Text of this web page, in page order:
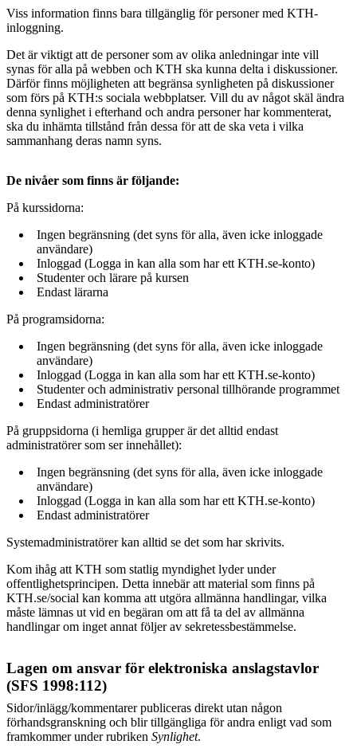
Viss information finns bara tillgänglig för personer med KTH-
inloggning.
Det är viktigt att de personer som av olika anledningar inte vill
synas för alla på webben och KTH ska kunna delta i diskussioner.
Därför finns möjligheten att begränsa synligheten på diskussioner
som förs på KTH:s sociala webbplatser. Vill du av något skäl ändra
denna synlighet i efterhand och andra personer har kommenterat,
ska du inhämta tillstånd från dessa för att de ska veta i vilka
sammanhang deras namn syns.
De nivåer som finns är följande:
På kurssidorna:
Ingen begränsning (det syns för alla, även icke inloggade
användare)
Inloggad (Logga in kan alla som har ett KTH.se-konto)
Studenter och lärare på kursen
Endast lärarna
På programsidorna:
Ingen begränsning (det syns för alla, även icke inloggade
användare)
Inloggad (Logga in kan alla som har ett KTH.se-konto)
Studenter och administrativ personal tillhörande programmet
Endast administratörer
På gruppsidorna (i hemliga grupper är det alltid endast
administratörer som ser innehållet):
Ingen begränsning (det syns för alla, även icke inloggade
användare)
Inloggad (Logga in kan alla som har ett KTH.se-konto)
Endast administratörer
Systemadministratörer kan alltid se det som har skrivits.
Kom ihåg att KTH som statlig myndighet lyder under
offentlighetsprincipen. Detta innebär att material som finns på
KTH.se/social kan komma att utgöra allmänna handlingar, vilka
måste lämnas ut vid en begäran om att få ta del av allmänna
handlingar om inget annat följer av sekretessbestämmelse.
Lagen om ansvar för elektroniska anslagstavlor
(SFS 1998:112)
Sidor/inlägg/kommentarer publiceras direkt utan någon
förhandsgranskning och blir tillgängliga för andra enligt vad som
framkommer under rubriken Synlighet.